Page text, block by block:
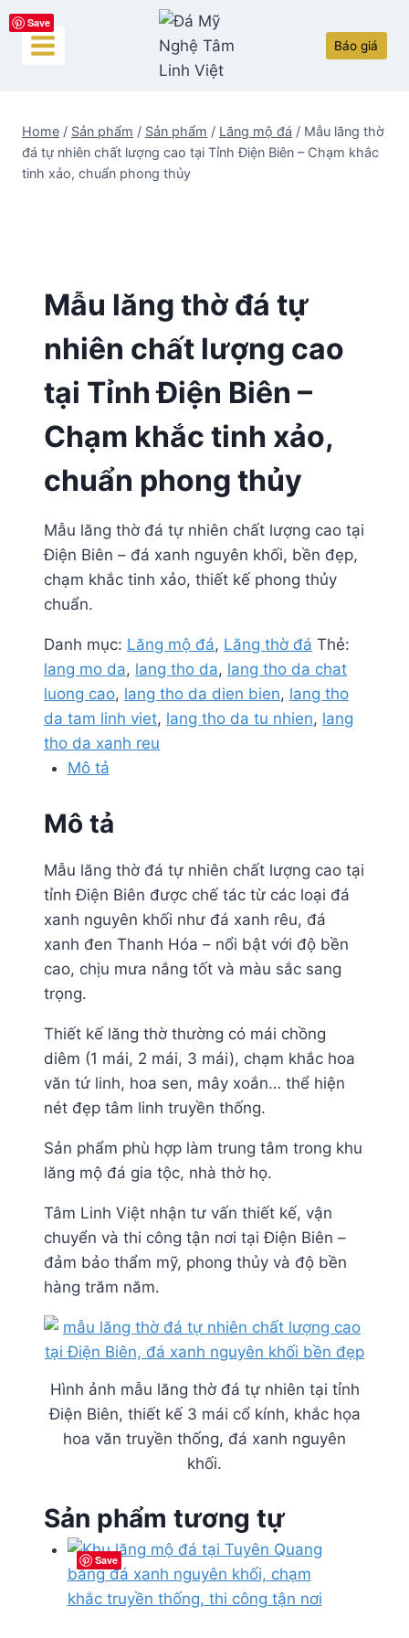
Skip
to
content
Báo giá
Home / Sản phẩm / Sản phẩm / Lăng mộ đá / Mẫu lăng thờ
đá tự nhiên chất lượng cao tại Tỉnh Điện Biên – Chạm khắc
tinh xảo, chuẩn phong thủy
Save
Mẫu lăng thờ đá tự
nhiên chất lượng cao
tại Tỉnh Điện Biên –
Chạm khắc tinh xảo,
chuẩn phong thủy
Mẫu lăng thờ đá tự nhiên chất lượng cao tại
Điện Biên – đá xanh nguyên khối, bền đẹp,
chạm khắc tinh xảo, thiết kế phong thủy
chuẩn.
Danh mục: Lăng mộ đá, Lăng thờ đá Thẻ:
lang mo da, lang tho da, lang tho da chat
luong cao, lang tho da dien bien, lang tho
da tam linh viet, lang tho da tu nhien, lang
tho da xanh reu
Mô tả
Mô tả
Mẫu lăng thờ đá tự nhiên chất lượng cao tại
tỉnh Điện Biên được chế tác từ các loại đá
xanh nguyên khối như đá xanh rêu, đá
xanh đen Thanh Hóa – nổi bật với độ bền
cao, chịu mưa nắng tốt và màu sắc sang
trọng.
Thiết kế lăng thờ thường có mái chồng
diêm (1 mái, 2 mái, 3 mái), chạm khắc hoa
văn tứ linh, hoa sen, mây xoắn… thể hiện
nét đẹp tâm linh truyền thống.
Sản phẩm phù hợp làm trung tâm trong khu
lăng mộ đá gia tộc, nhà thờ họ.
Tâm Linh Việt nhận tư vấn thiết kế, vận
chuyển và thi công tận nơi tại Điện Biên –
đảm bảo thẩm mỹ, phong thủy và độ bền
hàng trăm năm.
Hình ảnh mẫu lăng thờ đá tự nhiên tại tỉnh
Điện Biên, thiết kế 3 mái cổ kính, khắc họa
hoa văn truyền thống, đá xanh nguyên
khối.
Sản phẩm tương tự
Save
Save
Save
Save